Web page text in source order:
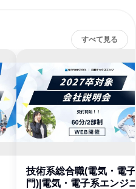
すべて見る
技術系総合職(電気・電
門)|電気・電子系エンジ